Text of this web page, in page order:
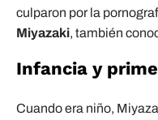
culparon por la
Miyazaki, también
Infancia y
Cuando era niño,